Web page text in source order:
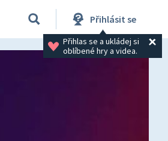
Přihlásit se
Přihlas se a ukládej si
oblíbené hry a videa.